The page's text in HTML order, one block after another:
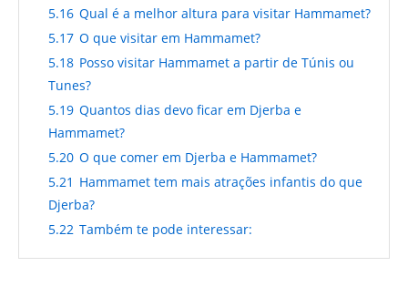
5.16 Qual é a melhor altura para visitar Hammamet?
5.17 O que visitar em Hammamet?
5.18 Posso visitar Hammamet a partir de Túnis ou
Tunes?
5.19 Quantos dias devo ficar em Djerba e
Hammamet?
5.20 O que comer em Djerba e Hammamet?
5.21 Hammamet tem mais atrações infantis do que
Djerba?
5.22 Também te pode interessar: